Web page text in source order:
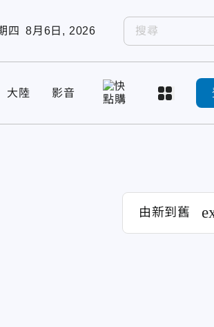
四 8月6日, 2026
大陸 影音
由新到舊